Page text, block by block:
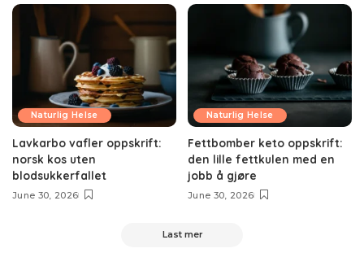
Naturlig Helse
Lavkarbo vafler oppskrift:
norsk kos uten
blodsukkerfallet
June 30, 2026
Naturlig Helse
Fettbomber keto oppskrift:
den lille fettkulen med en
jobb å gjøre
June 30, 2026
Last mer